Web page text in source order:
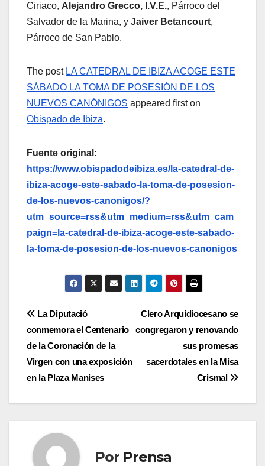
Ciriaco, Alejandro Grecco, I.V.E., Párroco del
Salvador de la Marina, y Jaiver Betancourt,
Párroco de San Pablo.
The post LA CATEDRAL DE IBIZA ACOGE ESTE
SÁBADO LA TOMA DE POSESIÓN DE LOS
NUEVOS CANÓNIGOS appeared first on
Obispado de Ibiza.
Fuente original:
https://www.obispadodeibiza.es/la-catedral-de-
ibiza-acoge-este-sabado-la-toma-de-posesion-
de-los-nuevos-canonigos/?
utm_source=rss&utm_medium=rss&utm_cam
paign=la-catedral-de-ibiza-acoge-este-sabado-
la-toma-de-posesion-de-los-nuevos-canonigos
Navegación
de
entradas
Clero Arquidiocesano se
congregaron y renovando
sus promesas
sacerdotales en la Misa
Crismal
La Diputació
conmemora el Centenario
de la Coronación de la
Virgen con una exposición
en la Plaza Manises
Por Prensa